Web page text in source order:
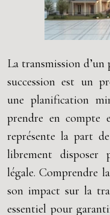
La transmission
succession est un
une planification
prendre en
représente la part
librement disposer
légale. Comprendre
son impact sur la
essentiel pour